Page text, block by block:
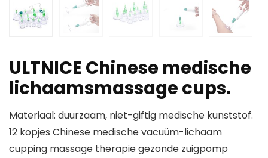
ULTNICE Chinese medische
lichaamsmassage cups.
Materiaal: duurzaam, niet-giftig medische kunststof.
12 kopjes Chinese medische vacuüm-lichaam
cupping massage therapie gezonde zuigpomp